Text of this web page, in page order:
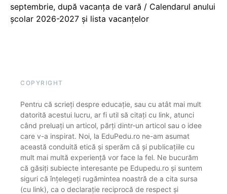
septembrie, după vacanța de vară / Calendarul anului
școlar 2026-2027 și lista vacanțelor
COPYRIGHT
Pentru că scrieți despre educație, sau cu atât mai mult
datorită acestui lucru, ar fi util să citați cu link, atunci
când preluați un articol, părți dintr-un articol sau o idee
care v-a inspirat. Noi, la EduPedu.ro ne-am asumat
această conduită etică și sperăm că și publicațiile cu
mult mai multă experiență vor face la fel. Ne bucurăm
că găsiți subiecte interesante pe Edupedu.ro și suntem
siguri că înțelegeți rugămintea noastră de a cita sursa
(cu link), ca o declarație reciprocă de respect și